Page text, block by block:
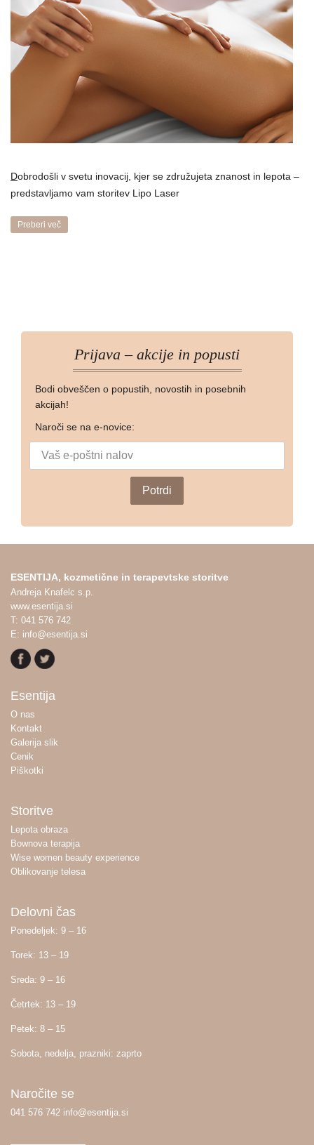
Dobrodošli v svetu inovacij, kjer se združujeta znanost in lepota –
predstavljamo vam storitev Lipo Laser
Preberi več
Prijava – akcije in popusti
Bodi obveščen o popustih, novostih in posebnih
akcijah!
Naroči se na e-novice:
ESENTIJA, kozmetične in terapevtske storitve
Andreja Knafelc s.p.
www.esentija.si
T: 041 576 742
E: info@esentija.si
Esentija
O nas
Kontakt
Galerija slik
Cenik
Piškotki
Storitve
Lepota obraza
Bownova terapija
Wise women beauty experience
Oblikovanje telesa
Delovni čas
Ponedeljek: 9 – 16
Torek: 13 – 19
Sreda: 9 – 16
Četrtek: 13 – 19
Petek: 8 – 15
Sobota, nedelja, prazniki: zaprto
Naročite se
041 576 742 info@esentija.si